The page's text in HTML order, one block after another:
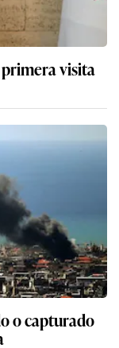
visita
o capturado